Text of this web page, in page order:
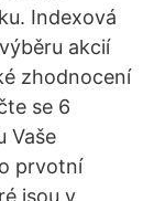
Indexová
akcií
zhodnocení
se 6
Vaše
prvotní
jsou v